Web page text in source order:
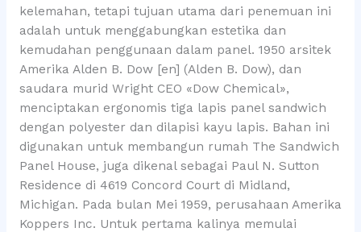
kelemahan, tetapi tujuan utama dari penemuan ini
adalah untuk menggabungkan estetika dan
kemudahan penggunaan dalam panel. 1950 arsitek
Amerika Alden B. Dow [en] (Alden B. Dow), dan
saudara murid Wright CEO «Dow Chemical»,
menciptakan ergonomis tiga lapis panel sandwich
dengan polyester dan dilapisi kayu lapis. Bahan ini
digunakan untuk membangun rumah The Sandwich
Panel House, juga dikenal sebagai Paul N. Sutton
Residence di 4619 Concord Court di Midland,
Michigan. Pada bulan Mei 1959, perusahaan Amerika
Koppers Inc. Untuk pertama kalinya memulai